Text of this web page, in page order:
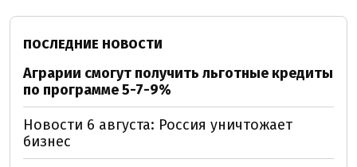
ПОСЛЕДНИЕ НОВОСТИ
Аграрии смогут получить льготные кредиты
по программе 5-7-9%
Новости 6 августа: Россия уничтожает
бизнес